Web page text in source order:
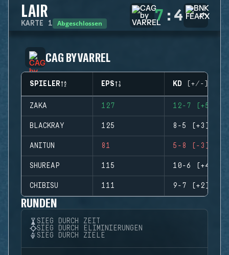
LAIR
KARTE 1 Abgeschlossen 7 : 4
CAG BY VARREL
SPIELER EPS KD (+/-)
ZAKA 127 12-7 (+5)
BLACKRAY 125 8-5 (+3)
ANITUN 81 5-8 (-3)
SHUREAP 115 10-6 (+4)
CHIBISU 111 9-7 (+2)
RUNDEN
SIEG DURCH ZEIT
SIEG DURCH ELIMINIERUNGEN
SIEG DURCH ZIELE